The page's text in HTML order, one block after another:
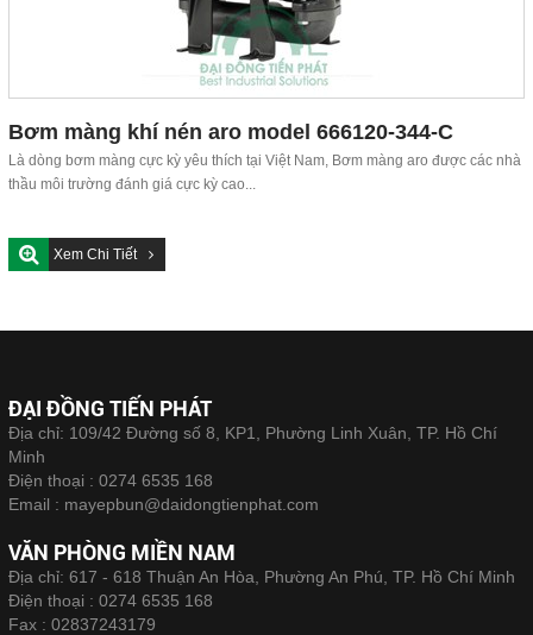
Bơm màng khí nén aro model 666120-344-C
Là dòng bơm màng cực kỳ yêu thích tại Việt Nam, Bơm màng aro được các nhà
thầu môi trường đánh giá cực kỳ cao...
Xem Chi Tiết
ĐẠI ĐỒNG TIẾN PHÁT
Địa chỉ: 109/42 Đường số 8, KP1, Phường Linh Xuân, TP. Hồ Chí
Minh
Điện thoại : 0274 6535 168
Email : mayepbun@daidongtienphat.com
VĂN PHÒNG MIỀN NAM
Địa chỉ: 617 - 618 Thuận An Hòa, Phường An Phú, TP. Hồ Chí Minh
Điện thoại : 0274 6535 168
Fax : 02837243179